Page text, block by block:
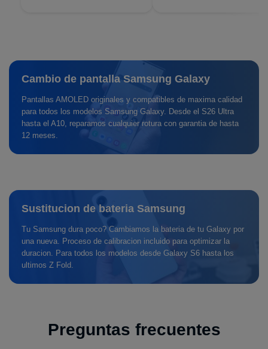
Cambio de pantalla Samsung Galaxy
Pantallas AMOLED originales y compatibles de maxima calidad
para todos los modelos Samsung Galaxy. Desde el S26 Ultra
hasta el A10, reparamos cualquier rotura con garantia de hasta
12 meses.
Sustitucion de bateria Samsung
Tu Samsung dura poco? Cambiamos la bateria de tu Galaxy por
una nueva. Proceso de calibracion incluido para optimizar la
duracion. Para todos los modelos desde Galaxy S6 hasta los
ultimos Z Fold.
Preguntas frecuentes